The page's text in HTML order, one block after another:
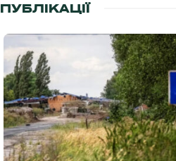
ПУБЛІКАЦІЇ